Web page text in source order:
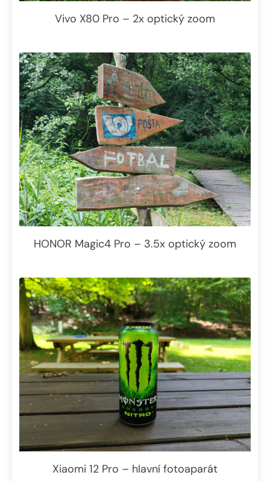
Vivo X80 Pro – 2x optický zoom
HONOR Magic4 Pro – 3.5x optický zoom
Xiaomi 12 Pro – hlavní fotoaparát